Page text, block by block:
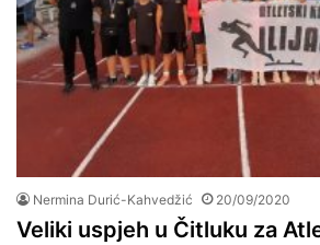
Nermina Durić-Kahvedžić 20/09/2020
Veliki uspjeh u Čitluku za